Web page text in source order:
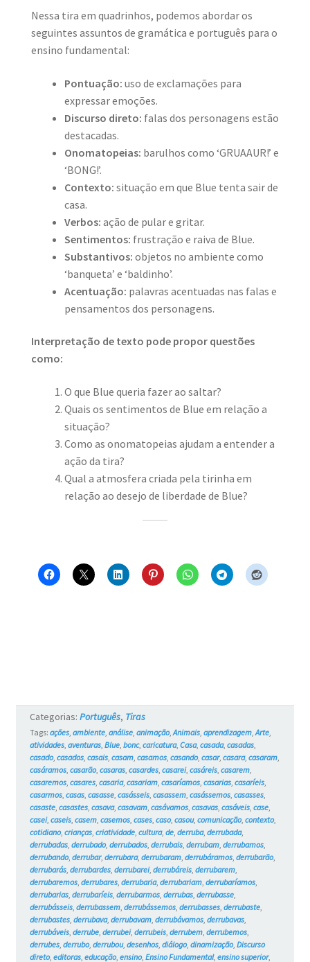
Nessa tira em quadrinhos, podemos abordar os
seguintes assuntos de gramática e português para o
ensino fundamental:
Pontuação: uso de exclamações para
expressar emoções.
Discurso direto: falas dos personagens estão
destacadas.
Onomatopeias: barulhos como ‘GRUAAUR!’ e
‘BONG!’.
Contexto: situação em que Blue tenta sair de
casa.
Verbos: ação de pular e gritar.
Sentimentos: frustração e raiva de Blue.
Substantivos: objetos no ambiente como
‘banqueta’ e ‘baldinho’.
Acentuação: palavras acentuadas nas falas e
pensamentos dos personagens.
Interpretação de texto pode propor questões
como:
O que Blue queria fazer ao saltar?
Quais os sentimentos de Blue em relação a
situação?
Como as onomatopeias ajudam a entender a
ação da tira?
Qual a atmosfera criada pela tirinha em
relação ao desejo de liberdade de Blue?
Categorias: Português, Tiras
Tags: ações, ambiente, análise, animação, Animais, aprendizagem, Arte,
atividades, aventuras, Blue, bonc, caricatura, Casa, casada, casadas,
casado, casados, casais, casam, casamos, casando, casar, casara, casaram,
casáramos, casarão, casaras, casardes, casarei, casáreis, casarem,
casaremos, casares, casaria, casariam, casaríamos, casarias, casaríeis,
casarmos, casas, casasse, casásseis, casassem, casássemos, casasses,
casaste, casastes, casava, casavam, casávamos, casavas, casáveis, case,
casei, caseis, casem, casemos, cases, caso, casou, comunicação, contexto,
cotidiano, crianças, criatividade, cultura, de, derruba, derrubada,
derrubadas, derrubado, derrubados, derrubais, derrubam, derrubamos,
derrubando, derrubar, derrubara, derrubaram, derrubáramos, derrubarão,
derrubarás, derrubardes, derrubarei, derrubáreis, derrubarem,
derrubaremos, derrubares, derrubaria, derrubariam, derrubaríamos,
derrubarias, derrubaríeis, derrubarmos, derrubas, derrubasse,
derrubásseis, derrubassem, derrubássemos, derrubasses, derrubaste,
derrubastes, derrubava, derrubavam, derrubávamos, derrubavas,
derrubáveis, derrube, derrubei, derrubeis, derrubem, derrubemos,
derrubes, derrubo, derrubou, desenhos, diálogo, dinamização, Discurso
direto, editoras, educação, ensino, Ensino Fundamental, ensino superior,